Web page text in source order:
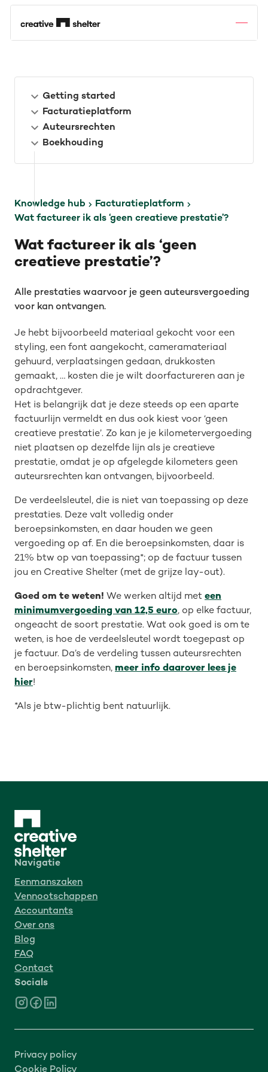
Getting started
Facturatieplatform
Auteursrechten
Boekhouding
Knowledge hub
Facturatieplatform
Wat factureer ik als ‘geen creatieve prestatie’?
Wat factureer ik als ‘geen
creatieve prestatie’?
Alle prestaties waarvoor je geen auteursvergoeding
voor kan ontvangen.
Je hebt bijvoorbeeld materiaal gekocht voor een
styling, een font aangekocht, cameramateriaal
gehuurd, verplaatsingen gedaan, drukkosten
gemaakt, … kosten die je wilt doorfactureren aan je
opdrachtgever.
Het is belangrijk dat je deze steeds op een aparte
factuurlijn vermeldt en dus ook kiest voor ‘geen
creatieve prestatie’. Zo kan je je kilometervergoeding
niet plaatsen op dezelfde lijn als je creatieve
prestatie, omdat je op afgelegde kilometers geen
auteursrechten kan ontvangen, bijvoorbeeld.
De verdeelsleutel, die is niet van toepassing op deze
prestaties. Deze valt volledig onder
beroepsinkomsten, en daar houden we geen
vergoeding op af. En die beroepsinkomsten, daar is
21% btw op van toepassing*; op de factuur tussen
jou en Creative Shelter (met de grijze lay-out).
Goed om te weten! We werken altijd met een
minimumvergoeding van 12,5 euro, op elke factuur,
ongeacht de soort prestatie. Wat ook goed is om te
weten, is hoe de verdeelsleutel wordt toegepast op
je factuur. Da’s de verdeling tussen auteursrechten
en beroepsinkomsten, meer info daarover lees je
hier!
*Als je btw-plichtig bent natuurlijk.
Navigatie
Eenmanszaken
Vennootschappen
Accountants
Over ons
Blog
FAQ
Contact
Socials
Privacy policy
Cookie Policy